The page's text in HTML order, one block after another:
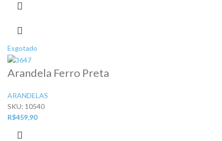
Esgotado
Arandela Ferro Preta
ARANDELAS
SKU: 10540
R$459,90